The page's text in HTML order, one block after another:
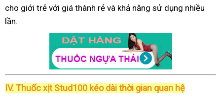
cho giới trẻ với giá thành rẻ và khả năng sử dụng nhiều
lần.
IV. Thuốc xịt Stud100 kéo dài thời gian quan hệ